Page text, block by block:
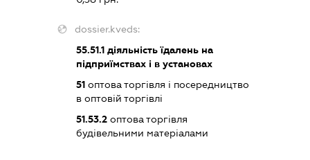
dossier.kveds:
55.51.1діяльність їдалень на
підприїмствах і в установах
51оптова торгівля і посередництво
в оптовій торгівлі
51.53.2оптова торгівля
будівельними матеріалами